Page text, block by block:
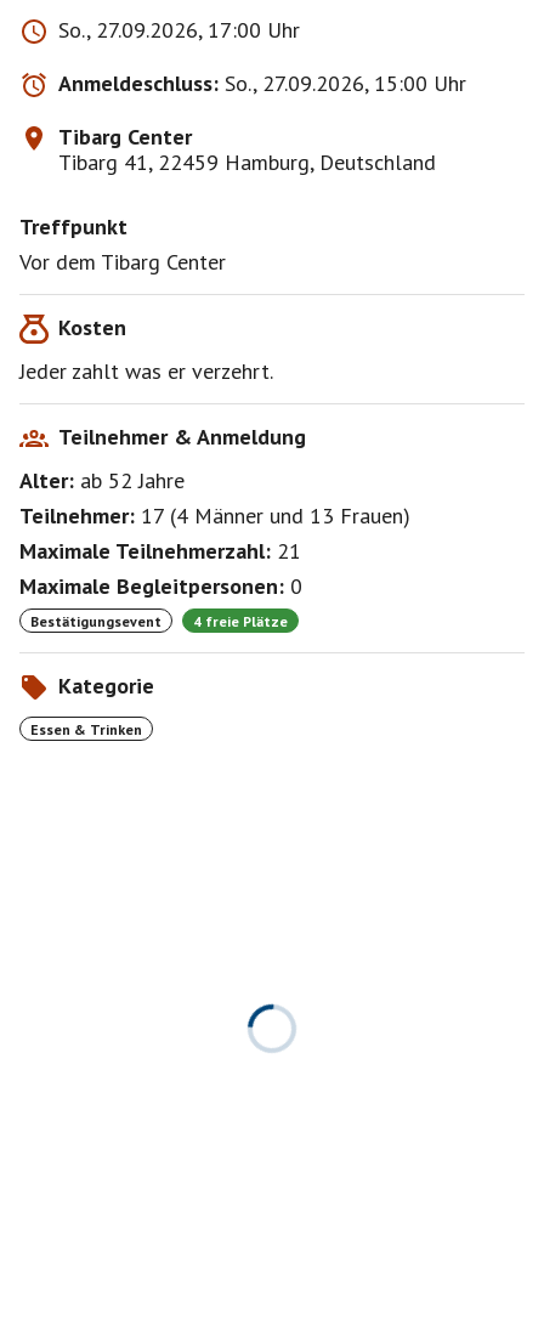
So., 27.09.2026, 17:00 Uhr
Anmeldeschluss: So., 27.09.2026, 15:00 Uhr
Tibarg Center
Tibarg 41, 22459 Hamburg, Deutschland
Treffpunkt
Vor dem Tibarg Center
Kosten
Jeder zahlt was er verzehrt.
Teilnehmer & Anmeldung
Alter: ab 52Jahre
Teilnehmer: 17 (4 Männer und 13 Frauen)
Maximale Teilnehmerzahl: 21
Maximale Begleitpersonen: 0
Bestätigungsevent 4 freie Plätze
Kategorie
Essen & Trinken